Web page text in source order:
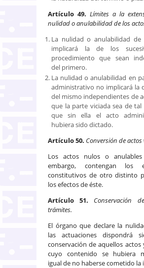
Artículo 49. Límites a la
nulidad o anulabilidad de los
La nulidad o anulabilidad
implicará la de los
procedimiento que sean
del primero.
La nulidad o anulabilidad en
administrativo no implicará la
del mismo independientes de
que la parte viciada sea de
que sin ella el acto
hubiera sido dictado.
Artículo 50. Conversión de actos
Los actos nulos o
embargo, contengan los
constitutivos de otro distinto
los efectos de éste.
Artículo 51.
Conservación
trámites.
El órgano que declare la
las actuaciones dispondrá
conservación de aquellos
cuyo contenido se hubiera
igual de no haberse cometido la